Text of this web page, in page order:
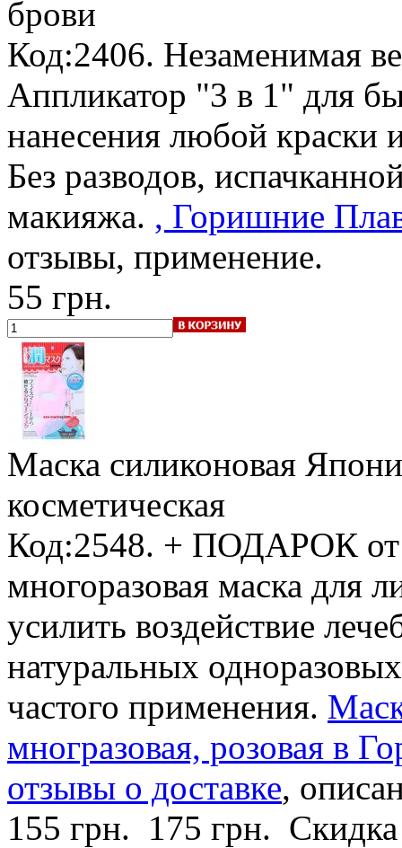
брови
Код:2406. Незаменимая
Аппликатор "3 в 1" для
нанесения любой краски
Без разводов,
макияжа. , Горишние
отзывы, применение.
55 грн.
Маска силиконовая
косметическая
Код:2548. + ПОДАРОК от
многоразовая маска для
усилить воздействие
натуральных
частого применения.
многразовая, розовая в
отзывы о доставке,
155 грн. 175 грн.